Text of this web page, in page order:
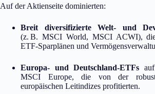
Auf der Aktienseite dominierten:
Breit diversifizierte Welt‑ und
(z. B. MSCI World, MSCI ACWI),
ETF‑Sparplänen und
Europa‑ und Deutschland‑ETFs
MSCI Europe, die von der
europäischen Leitindizes profitierten.